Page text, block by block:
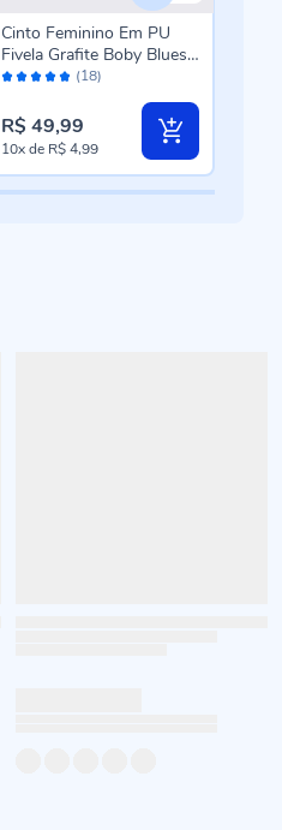
Avaliação: (18)
Cinto Feminino Em PU
Fivela Grafite Boby Blues
Preto
R$ 49,99
10xde R$ 4,99